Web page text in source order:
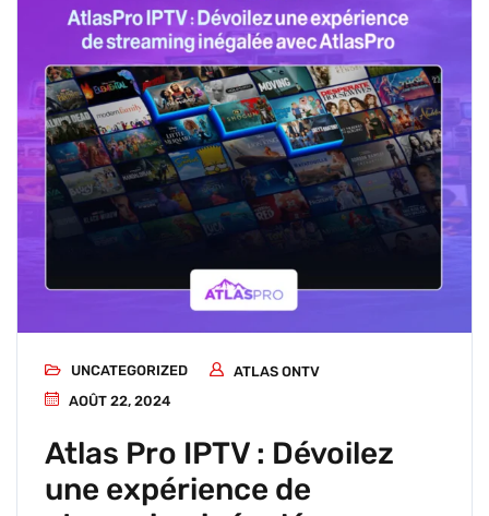
UNCATEGORIZED
ATLAS ONTV
AOÛT 22, 2024
Atlas Pro IPTV : Dévoilez
une expérience de